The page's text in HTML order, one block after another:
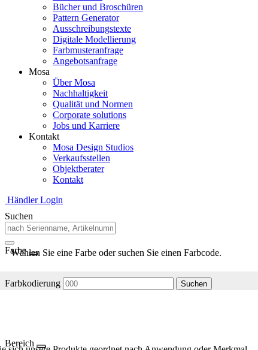
Bücher und Broschüren
Pattern Generator
Ausschreibungstexte
Digitale Modellierung
Farbmusteranfrage
Angebotsanfrage
Mosa
Über Mosa
Nachhaltigkeit
Qualität und Normen
Corporate solutions
Jobs und Karriere
Kontakt
Mosa Design Studios
Verkaufsstellen
Objektberater
Kontakt
Händler Login
Suchen
Farbe
Wählen Sie eine Farbe oder suchen Sie einen Farbcode.
Farbkodierung Suchen
Bereich